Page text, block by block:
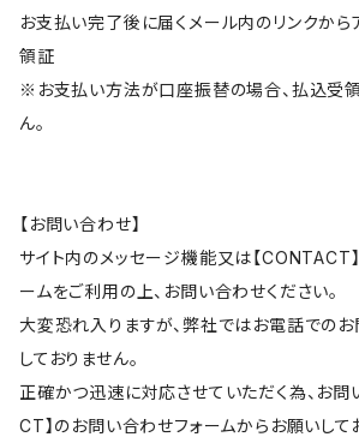
お支払い完了後に届くメール内のリンクから
領証
※お支払い方法が口座振替の場合、払込受
ん。
【お問い合わせ】
サイト内のメッセージ機能又は【CONTACT
ームをご利用の上、お問い合わせください。
大変恐れ入りますが、弊社ではお電話での
しておりません。
正確かつ迅速に対応させていただく為、お問
CT】のお問い合わせフォームからお願いして